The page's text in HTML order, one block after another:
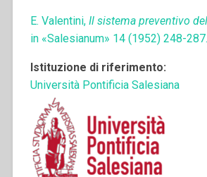
E. Valentini, Il sistema preventivo
in «Salesianum» 14 (1952) 248-287.
Istituzione di riferimento:
Università Pontificia Salesiana